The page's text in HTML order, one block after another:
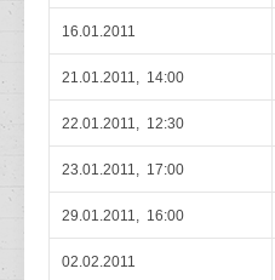
16.01.2011
21.01.2011, 14:00
22.01.2011, 12:30
23.01.2011, 17:00
29.01.2011, 16:00
02.02.2011